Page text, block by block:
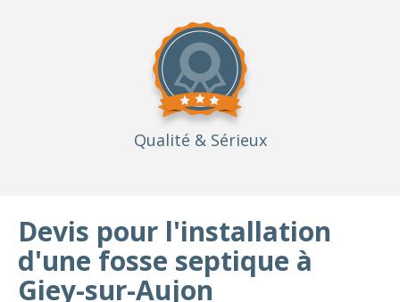
Qualité & Sérieux
Devis pour l'installation
d'une fosse septique à
Giey-sur-Aujon